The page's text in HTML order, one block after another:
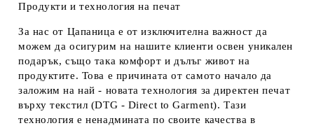
Продукти и технология на печат
За нас от Цапаница е от изключителна важност да
можем да осигурим на нашите клиенти освен уникален
подарък, също така комфорт и дълъг живот на
продуктите. Това е причината от самото начало да
заложим на най - новата технология за директен печат
върху текстил (DTG - Direct to Garment). Тази
технология е ненадмината по своите качества в